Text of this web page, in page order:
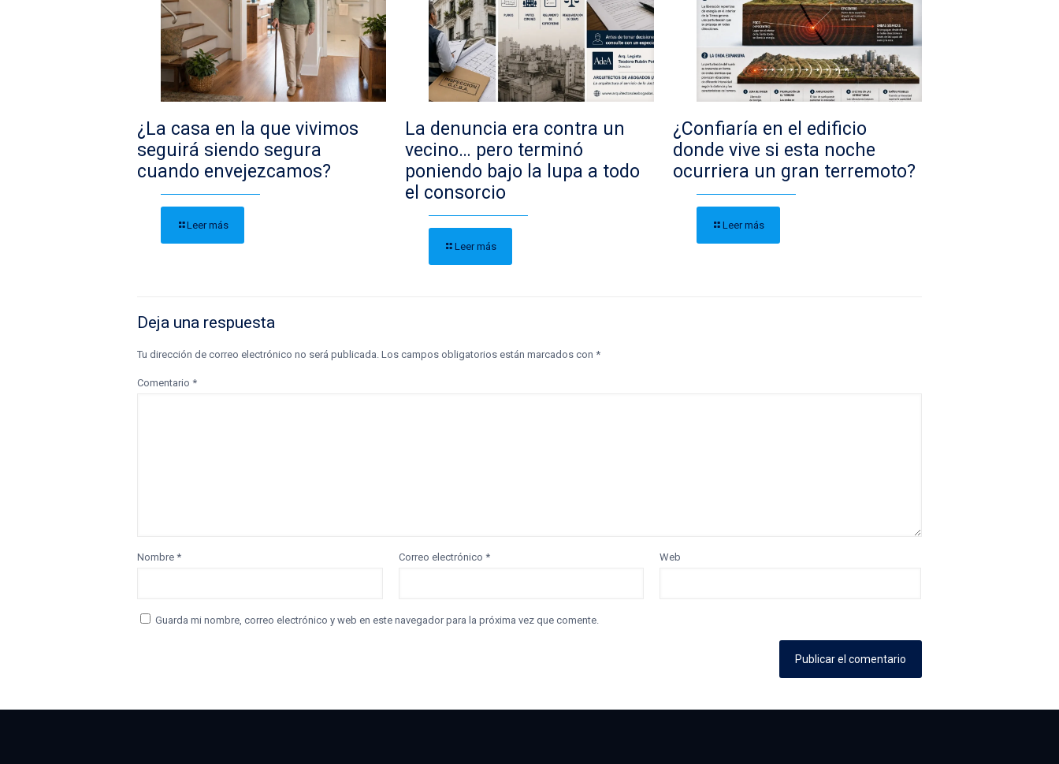
¿La casa en la que vivimos
seguirá siendo segura
cuando envejezcamos?
Leer más
La denuncia era contra un
vecino… pero terminó
poniendo bajo la lupa a todo
el consorcio
Leer más
¿Confiaría en el edificio
donde vive si esta noche
ocurriera un gran terremoto?
Leer más
Deja una respuesta
Tu dirección de correo electrónico no será publicada. Los campos obligatorios están marcados con *
Comentario *
Nombre * Correo electrónico * Web
Guarda mi nombre, correo electrónico y web en este navegador para la próxima vez que comente.